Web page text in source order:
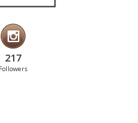
217
Followers